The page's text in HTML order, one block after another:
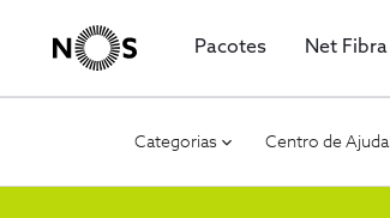
Pacotes Net Fibra
Categorias Centro de Ajuda